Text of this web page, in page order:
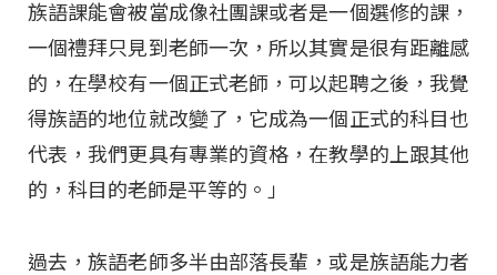
族語課能會被當成像社團課或者是一個選修的課，
一個禮拜只見到老師一次，所以其實是很有距離感
的，在學校有一個正式老師，可以起聘之後，我覺
得族語的地位就改變了，它成為一個正式的科目也
代表，我們更具有專業的資格，在教學的上跟其他
的，科目的老師是平等的。」
過去，族語老師多半由部落長輩，或是族語能力者